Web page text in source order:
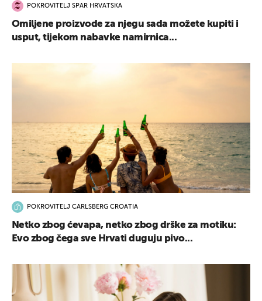
POKROVITELJ SPAR HRVATSKA
Omiljene proizvode za njegu sada možete kupiti i
usput, tijekom nabavke namirnica...
POKROVITELJ CARLSBERG CROATIA
Netko zbog ćevapa, netko zbog drške za motiku:
Evo zbog čega sve Hrvati duguju pivo...